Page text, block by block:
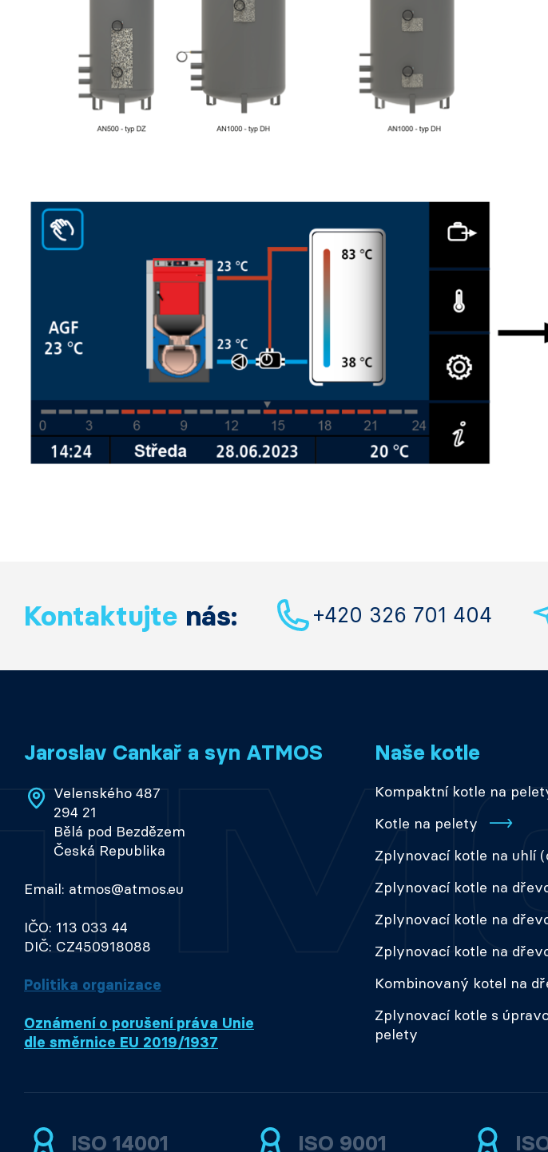
Kontaktujte nás: +420 326 701 404
Jaroslav Cankař a syn ATMOS
Velenského 487
294 21
Bělá pod Bezdězem
Česká Republika
Email: atmos@atmos.eu
IČO: 113 033 44
DIČ: CZ450918088
Politika organizace
Oznámení o porušení práva Unie
dle směrnice EU 2019/1937
Naše kotle
Kompaktní kotle na
Kotle na pelety
Zplynovací kotle na uhlí
Zplynovací kotle na
Zplynovací kotle na
Zplynovací kotle na
Kombinovaný kotel na
Zplynovací kotle s
pelety
ISO 14001 ISO 9001